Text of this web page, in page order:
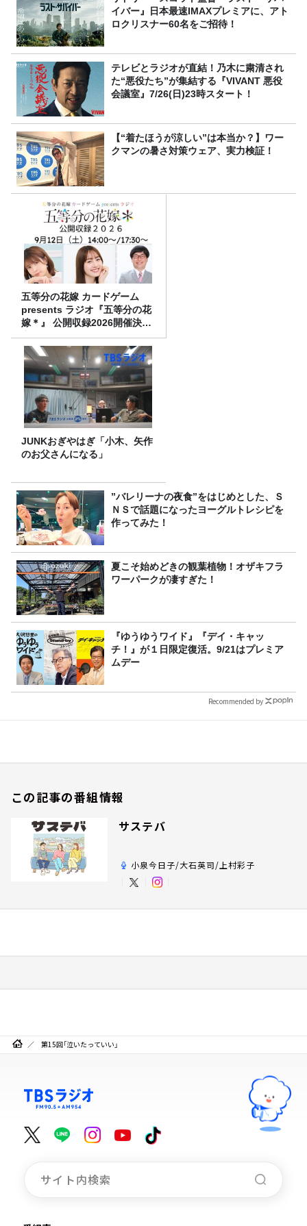
イバー』日本最速IMAXプレミアに、アト
ロクリスナー60名をご招待！
テレビとラジオが直結！乃木に粛清され
た“悪役たち”が集結する『VIVANT 悪役
会議室』7/26(日)23時スタート！
【“着たほうが涼しい”は本当か？】ワー
クマンの暑さ対策ウェア、実力検証！
五等分の花嫁 カードゲーム
presents ラジオ『五等分の花
嫁＊』 公開収録2026開催決
定！
JUNKおぎやはぎ「小木、矢作
のお父さんになる」
”バレリーナの夜食”をはじめとした、Ｓ
ＮＳで話題になったヨーグルトレシピを
作ってみた！
夏こそ始めどきの観葉植物！オザキフラ
ワーパークが凄すぎた！
『ゆうゆうワイド』『デイ・キャッ
チ！』が１日限定復活。9/21はプレミア
ムデー
Recommended by
この記事の番組情報
サステバ
小泉今日子/大石英司/上村彩子
第15回「泣いたっていい」